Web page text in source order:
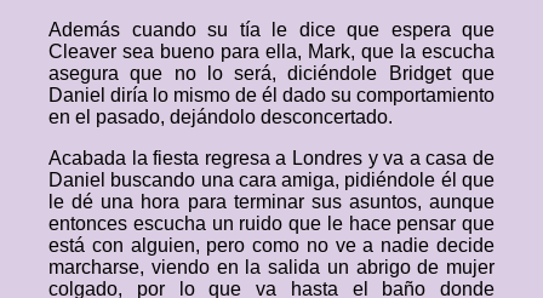
Además cuando su tía le dice que espera que
Cleaver sea bueno para ella, Mark, que la escucha
asegura que no lo será, diciéndole Bridget que
Daniel diría lo mismo de él dado su comportamiento
en el pasado, dejándolo desconcertado.
Acabada la fiesta regresa a Londres y va a casa de
Daniel buscando una cara amiga, pidiéndole él que
le dé una hora para terminar sus asuntos, aunque
entonces escucha un ruido que le hace pensar que
está con alguien, pero como no ve a nadie decide
marcharse, viendo en la salida un abrigo de mujer
colgado, por lo que va hasta el baño donde